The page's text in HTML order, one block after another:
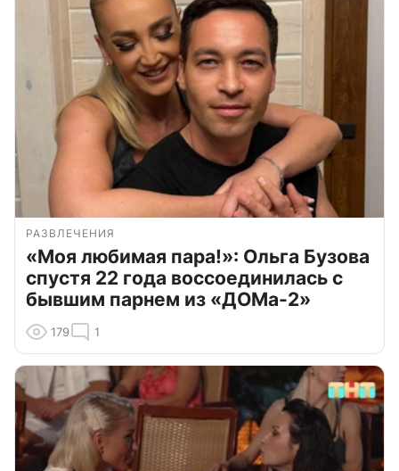
РАЗВЛЕЧЕНИЯ
«Моя любимая пара!»: Ольга Бузова
спустя 22 года воссоединилась с
бывшим парнем из «ДОМа-2»
179 1